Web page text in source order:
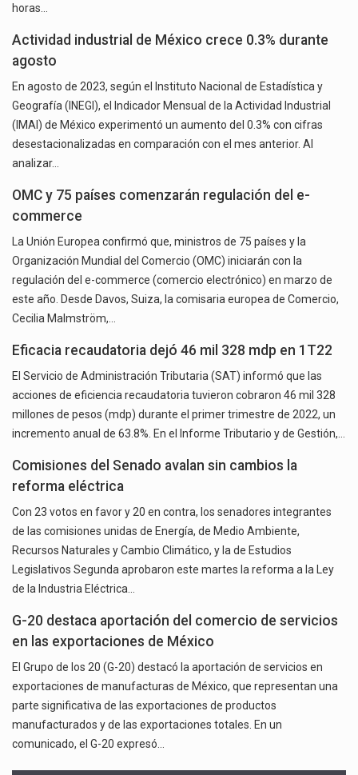
horas…
Actividad industrial de México crece 0.3% durante
agosto
En agosto de 2023, según el Instituto Nacional de Estadística y
Geografía (INEGI), el Indicador Mensual de la Actividad Industrial
(IMAI) de México experimentó un aumento del 0.3% con cifras
desestacionalizadas en comparación con el mes anterior. Al
analizar…
OMC y 75 países comenzarán regulación del e-
commerce
La Unión Europea confirmó que, ministros de 75 países y la
Organización Mundial del Comercio (OMC) iniciarán con la
regulación del e-commerce (comercio electrónico) en marzo de
este año. Desde Davos, Suiza, la comisaria europea de Comercio,
Cecilia Malmström,…
Eficacia recaudatoria dejó 46 mil 328 mdp en 1T22
El Servicio de Administración Tributaria (SAT) informó que las
acciones de eficiencia recaudatoria tuvieron cobraron 46 mil 328
millones de pesos (mdp) durante el primer trimestre de 2022, un
incremento anual de 63.8%. En el Informe Tributario y de Gestión,…
Comisiones del Senado avalan sin cambios la
reforma eléctrica
Con 23 votos en favor y 20 en contra, los senadores integrantes
de las comisiones unidas de Energía, de Medio Ambiente,
Recursos Naturales y Cambio Climático, y la de Estudios
Legislativos Segunda aprobaron este martes la reforma a la Ley
de la Industria Eléctrica…
G-20 destaca aportación del comercio de servicios
en las exportaciones de México
El Grupo de los 20 (G-20) destacó la aportación de servicios en
exportaciones de manufacturas de México, que representan una
parte significativa de las exportaciones de productos
manufacturados y de las exportaciones totales. En un
comunicado, el G-20 expresó…